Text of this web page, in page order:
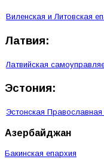
Виленская и Литовская
Латвия:
Латвийская
Эстония:
Эстонская
Азербайджан
Бакинская епархия